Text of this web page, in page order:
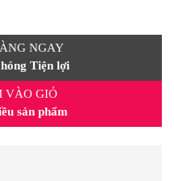
NGAY
Tiện lợi
VÀO GIỎ
sản phẩm